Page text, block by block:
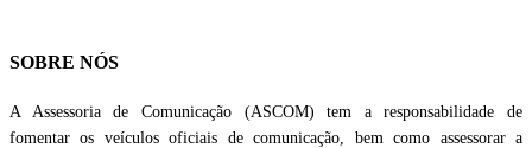
SOBRE NÓS
A Assessoria de Comunicação (ASCOM) tem a responsabilidade de
fomentar os veículos oficiais de comunicação, bem como assessorar a